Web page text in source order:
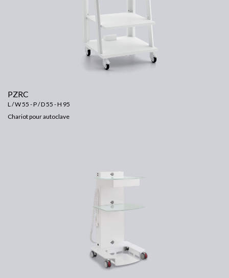
PZRC
L / W 55 - P / D 55 - H 95
Chariot pour autoclave